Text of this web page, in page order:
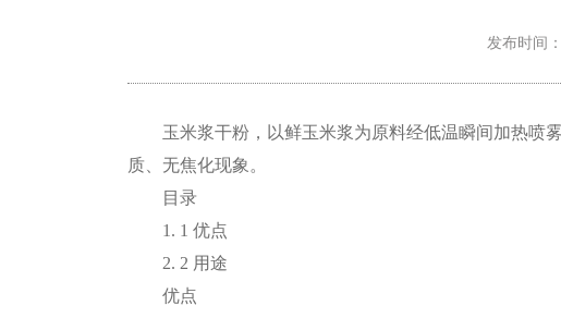
发布时间
玉米浆干粉，以鲜玉米浆为原料经低温瞬间加热喷雾
质、无焦化现象。
目录
1. 1 优点
2. 2 用途
优点